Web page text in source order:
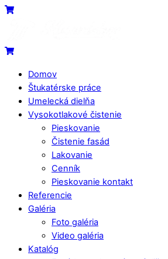
Skip
Menu
Cart
Cart
Domov
Štukatérske práce
Umelecká dielňa
Vysokotlakové čistenie
Pieskovanie
Čistenie fasád
Lakovanie
Cenník
Pieskovanie kontakt
Referencie
Galéria
Foto galéria
Video galéria
Katalóg